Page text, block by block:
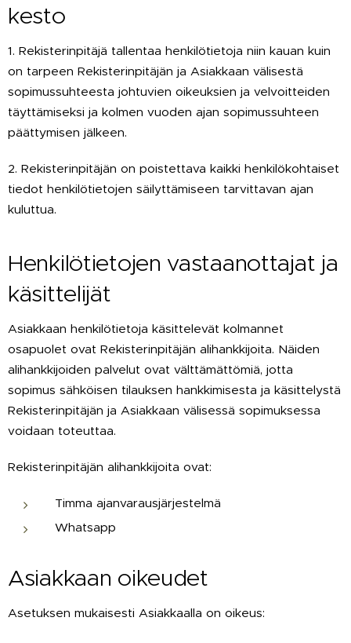
kesto
1. Rekisterinpitäjä tallentaa henkilötietoja niin kauan kuin
on tarpeen Rekisterinpitäjän ja Asiakkaan välisestä
sopimussuhteesta johtuvien oikeuksien ja velvoitteiden
täyttämiseksi ja kolmen vuoden ajan sopimussuhteen
päättymisen jälkeen.
2. Rekisterinpitäjän on poistettava kaikki henkilökohtaiset
tiedot henkilötietojen säilyttämiseen tarvittavan ajan
kuluttua.
Henkilötietojen vastaanottajat ja
käsittelijät
Asiakkaan henkilötietoja käsittelevät kolmannet
osapuolet ovat Rekisterinpitäjän alihankkijoita. Näiden
alihankkijoiden palvelut ovat välttämättömiä, jotta
sopimus sähköisen tilauksen hankkimisesta ja käsittelystä
Rekisterinpitäjän ja Asiakkaan välisessä sopimuksessa
voidaan toteuttaa.
Rekisterinpitäjän alihankkijoita ovat:
Timma ajanvarausjärjestelmä
Whatsapp
Asiakkaan oikeudet
Asetuksen mukaisesti Asiakkaalla on oikeus: